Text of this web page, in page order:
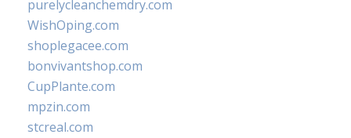
purelycleanchemdry.com
WishOping.com
shoplegacee.com
bonvivantshop.com
CupPlante.com
mpzin.com
stcreal.com